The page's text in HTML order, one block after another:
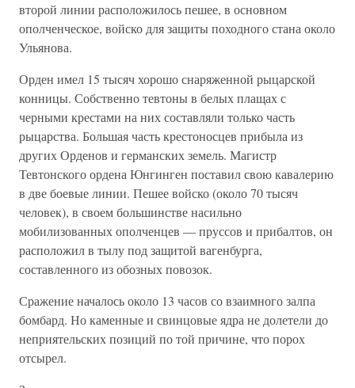
второй линии расположилось пешее, в основном
ополченческое, войско для защиты походного стана около
Ульянова.
Орден имел 15 тысяч хорошо снаряженной рыцарской
конницы. Собственно тевтоны в белых плащах с
черными крестами на них составляли только часть
рыцарства. Большая часть крестоносцев прибыла из
других Орденов и германских земель. Магистр
Тевтонского ордена Юнгинген поставил свою кавалерию
в две боевые линии. Пешее войско (около 70 тысяч
человек), в своем большинстве насильно
мобилизованных ополченцев — пруссов и прибалтов, он
расположил в тылу под защитой вагенбурга,
составленного из обозных повозок.
Сражение началось около 13 часов со взаимного залпа
бомбард. Но каменные и свинцовые ядра не долетели до
неприятельских позиций по той причине, что порох
отсырел.